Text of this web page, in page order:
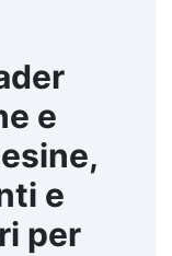
e
e
per